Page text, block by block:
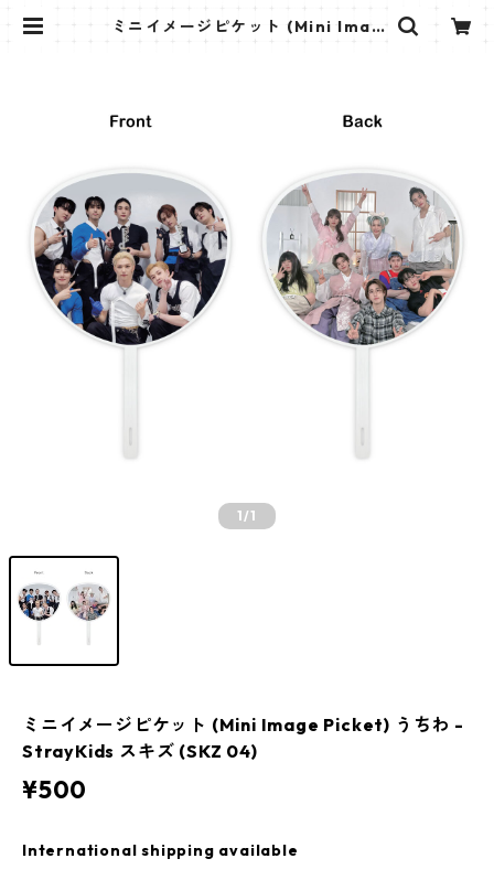
ミニイメージピケット (Mini Imag
1/1
ミニイメージピケット (Mini Image Picket) うちわ -
StrayKids スキズ (SKZ 04)
¥500
International shipping available